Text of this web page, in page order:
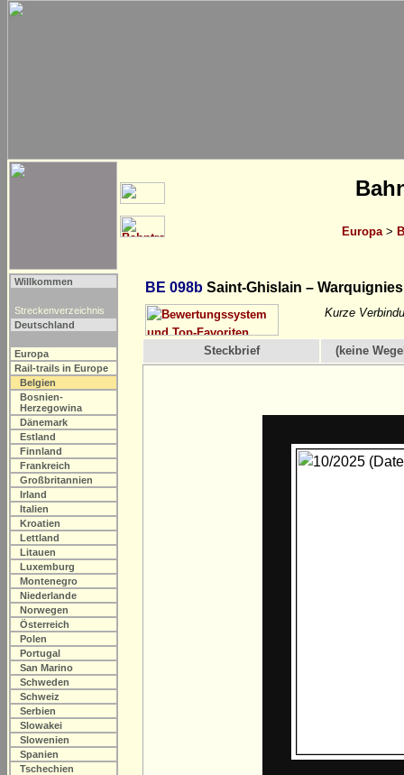
Europa >
Willkommen
Streckenverzeichnis
Deutschland
Europa
Rail-trails in Europe
Belgien
Bosnien-
Herzegowina
Dänemark
Estland
Finnland
Frankreich
Großbritannien
Irland
Italien
Kroatien
Lettland
Litauen
Luxemburg
Montenegro
Niederlande
Norwegen
Österreich
Polen
Portugal
San Marino
Schweden
Schweiz
Serbien
Slowakei
Slowenien
Spanien
Tschechien
BE 098b Saint-Ghislain – Warquignies
Kurze
Steckbrief (keine